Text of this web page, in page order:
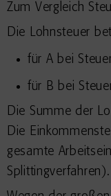
Zum Vergleich
Die Lohnsteuer
für A bei
für B bei
Die Summe der
Die
gesamte
Splittingverfahren).